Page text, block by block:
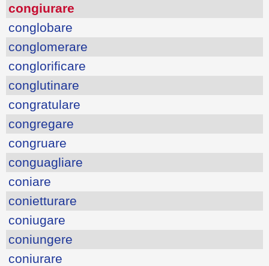
congiurare
conglobare
conglomerare
conglorificare
conglutinare
congratulare
congregare
congruare
conguagliare
coniare
conietturare
coniugare
coniungere
coniurare